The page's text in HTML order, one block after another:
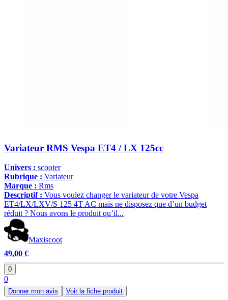
Variateur RMS Vespa ET4 / LX 125cc
Univers : scooter
Rubrique : Variateur
Marque : Rms
Descriptif : Vous voulez changer le variateur de votre Vespa
ET4/LX/LXV/S 125 4T AC mais ne disposez que d’un budget
réduit ? Nous avons le produit qu’il...
Maxiscoot
49,00 €
0
0
Donner mon avis Voir la fiche produit